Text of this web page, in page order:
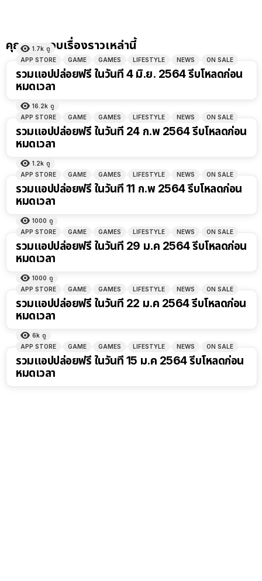
คุณอาจชอบเรื่องราวเหล่านี้
1.7k ดู
APP STORE
GAME GAMES LIFESTYLE NEWS ON SALE
รวมแอปปล่อยฟรี ในวันที่ 4 มิ.ย. 2564 รีบโหลดก่อน
หมดเวลา
16.2k ดู
APP STORE
GAME GAMES LIFESTYLE NEWS ON SALE
รวมแอปปล่อยฟรี ในวันที่ 24 ก.พ 2564 รีบโหลดก่อน
หมดเวลา
1.2k ดู
APP STORE
GAME GAMES LIFESTYLE NEWS ON SALE
รวมแอปปล่อยฟรี ในวันที่ 11 ก.พ 2564 รีบโหลดก่อน
หมดเวลา
1000 ดู
APP STORE
GAME GAMES LIFESTYLE NEWS ON SALE
รวมแอปปล่อยฟรี ในวันที่ 29 ม.ค 2564 รีบโหลดก่อน
หมดเวลา
1000 ดู
APP STORE
GAME GAMES LIFESTYLE NEWS ON SALE
รวมแอปปล่อยฟรี ในวันที่ 22 ม.ค 2564 รีบโหลดก่อน
หมดเวลา
6k ดู
APP STORE
GAME GAMES LIFESTYLE NEWS ON SALE
รวมแอปปล่อยฟรี ในวันที่ 15 ม.ค 2564 รีบโหลดก่อน
หมดเวลา